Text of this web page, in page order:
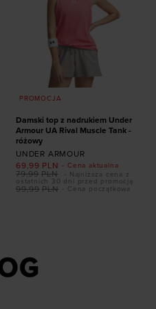
PROMOCJA
Damski top z nadrukiem Under
Armour UA Rival Muscle Tank -
różowy
UNDER ARMOUR
- Cena aktualna
69,99 PLN
- Cena początkowa
99,99 PLN
79,99 PLN
- Najniższa cena z
ostatnich 30 dni przed promocją